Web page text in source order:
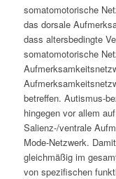
somatomotorische
das dorsale
dass altersbedingte
somatomotorische
betreffen. Autismus-
hingegen vor allem
Salienz-/ventrale
Mode-Netzwerk.
gleichmäßig im
von spezifischen